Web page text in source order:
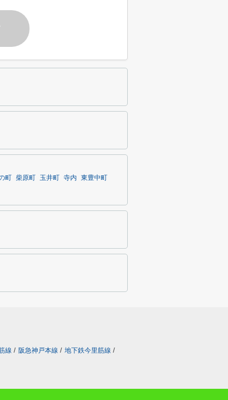
町 柴原町 玉井町 寺内 東豊中町
線 / 阪急神戸本線 / 地下鉄今里筋線 /